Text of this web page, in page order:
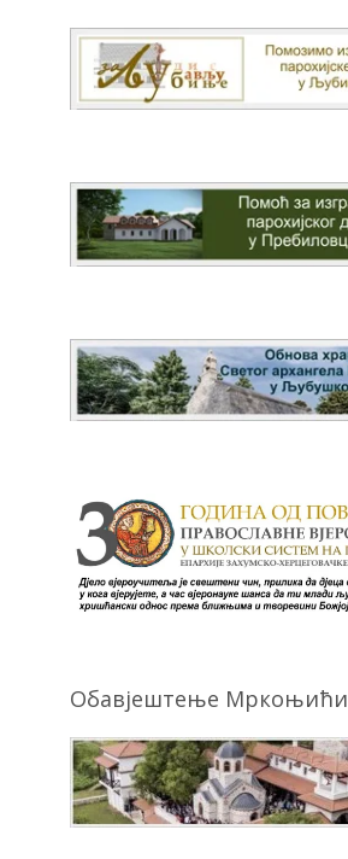
Обавјештење Мркоњићи